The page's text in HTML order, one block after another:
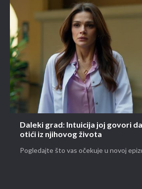
Daleki grad: Intuicija joj govori
otići iz njihovog života
Pogledajte što vas očekuje u novoj